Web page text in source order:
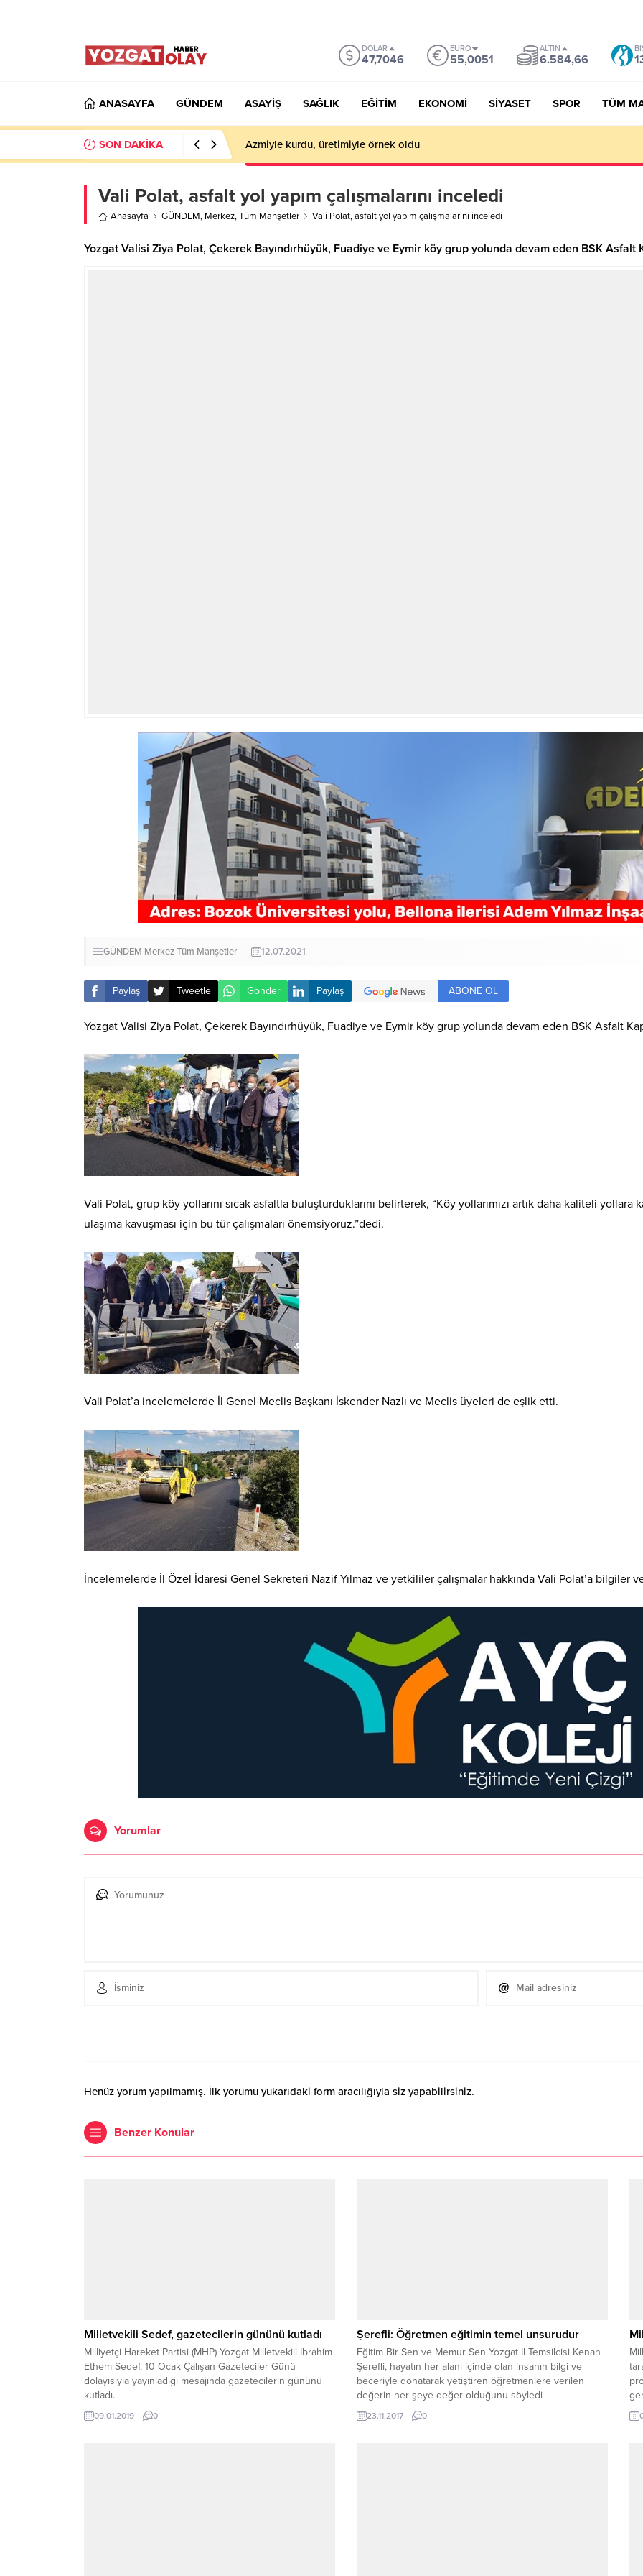
DOLAR
47,7046
EURO
55,0051
ALTIN
6.584,66
ANASAYFA GÜNDEM ASAYİŞ SAĞLIK EĞİTİM EKONOMİ SİYASET SPOR TÜM
SON DAKİKA Azmiyle kurdu, üretimiyle örnek oldu
Vali Polat, asfalt yol yapım çalışmalarını inceledi
Anasayfa GÜNDEM, Merkez,Tüm Manşetler Vali Polat, asfalt yol yapım çalışmalarını inceledi
Yozgat Valisi Ziya Polat, Çekerek Bayındırhüyük, Fuadiye ve Eymir köy grup yolunda devam eden BSK Asfalt
GÜNDEM MerkezTüm Manşetler 12.07.2021
Paylaş Tweetle Gönder Paylaş ABONE OL
Yozgat Valisi Ziya Polat, Çekerek Bayındırhüyük, Fuadiye ve Eymir köy grup yolunda devam eden BSK Asfalt
Vali Polat, grup köy yollarını sıcak asfaltla buluşturduklarını belirterek, “Köy yollarımızı artık daha kaliteli yollara
ulaşıma kavuşması için bu tür çalışmaları önemsiyoruz.”dedi.
Vali Polat’a incelemelerde İl Genel Meclis Başkanı İskender Nazlı ve Meclis üyeleri de eşlik etti.
İncelemelerde İl Özel İdaresi Genel Sekreteri Nazif Yılmaz ve yetkililer çalışmalar hakkında Vali Polat’a bilgiler
Yorumlar
Henüz yorum yapılmamış. İlk yorumu yukarıdaki form aracılığıyla siz yapabilirsiniz.
Benzer Konular
Milletvekili Sedef, gazetecilerin gününü kutladı
Milliyetçi Hareket Partisi (MHP) Yozgat Milletvekili İbrahim
Ethem Sedef, 10 Ocak Çalışan Gazeteciler Günü
dolayısıyla yayınladığı mesajında gazetecilerin gününü
kutladı.
09.01.2019 0
Şerefli: Öğretmen eğitimin temel unsurudur
Eğitim Bir Sen ve Memur Sen Yozgat İl Temsilcisi Kenan
Şerefli, hayatın her alanı içinde olan insanın bilgi ve
beceriyle donatarak yetiştiren öğretmenlere verilen
değerin her şeye değer olduğunu söyledi
23.11.2017 0